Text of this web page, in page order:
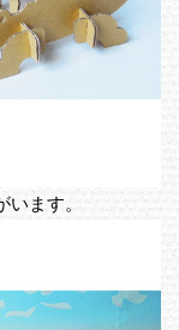
ます。